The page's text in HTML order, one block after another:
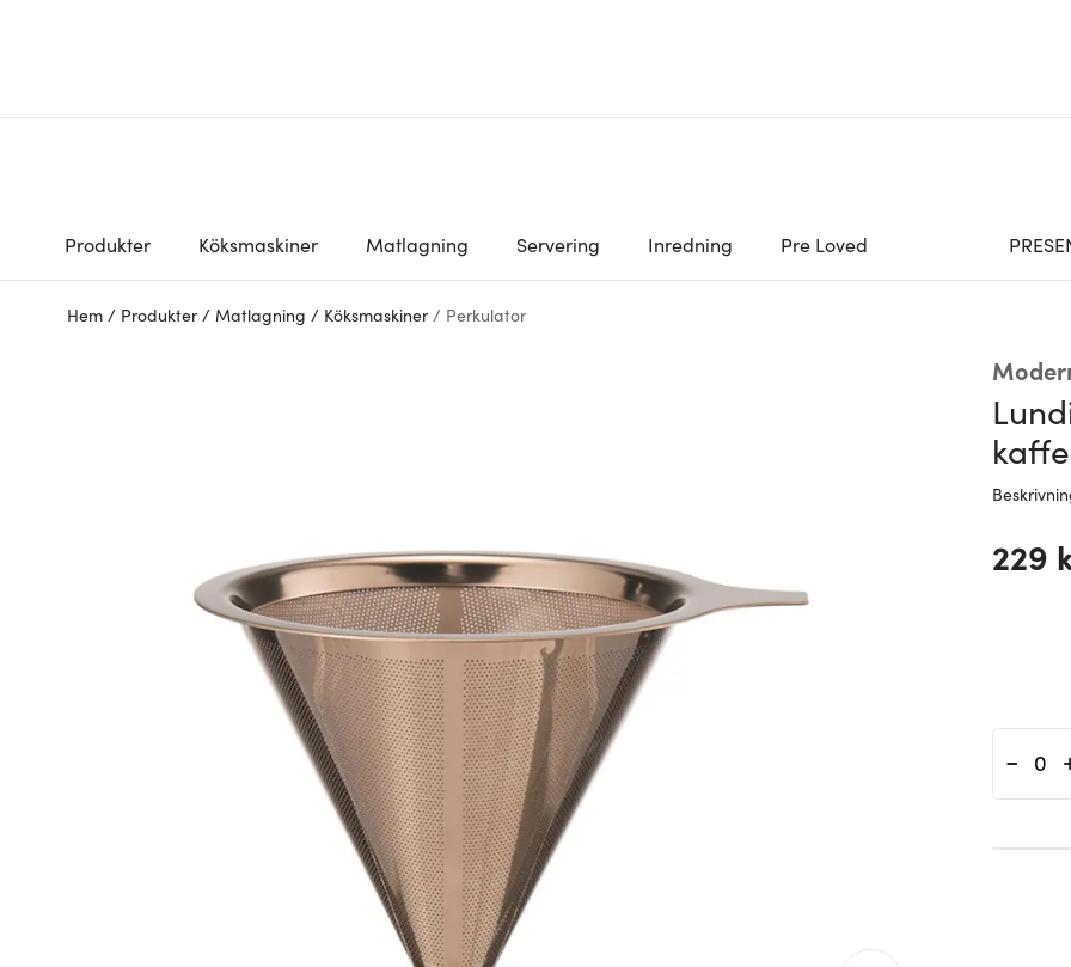
Produkter Köksmaskiner Matlagning Servering Inredning Pre Loved
Hem / Produkter / Matlagning / Köksmaskiner / Perkulator
229
-